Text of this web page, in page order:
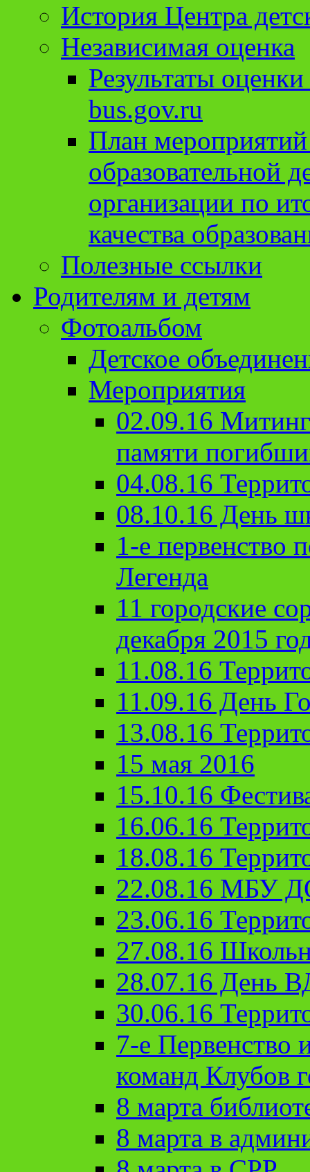
История Центра
Независимая оценка
Результаты
bus.gov.ru
План
образовательной
организации по
качества
Полезные ссылки
Родителям и детям
Фотоальбом
Детское
Мероприятия
02.09.16
памяти
04.08.16
08.10.16 День
1-е первенство
Легенда
11 городские
декабря 2015
11.08.16
11.09.16 День
13.08.16
15 мая 2016
15.10.16
16.06.16
18.08.16
22.08.16 МБУ
23.06.16
27.08.16
28.07.16 День
30.06.16
7-е Первенство
команд Клубов
8 марта
8 марта в